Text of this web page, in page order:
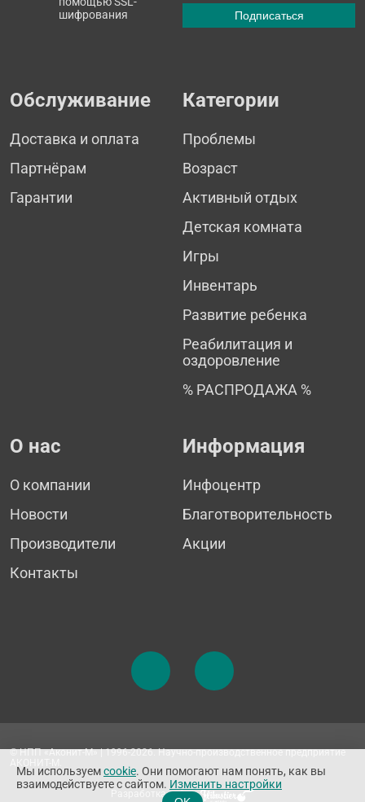
шифрования
Обслуживание
Доставка и оплата
Партнёрам
Гарантии
Категории
Проблемы
Возраст
Активный отдых
Детская комната
Игры
Инвентарь
Развитие ребенка
Реабилитация и
оздоровление
% РАСПРОДАЖА %
О нас
О компании
Новости
Производители
Контакты
Информация
Инфоцентр
Благотворительность
Акции
© НПП «Аконит-М» | 1996-2026. Научно-производственное предприятие
Разработка сайта
Мы используемcookie. Они помогают нам понять, как вы
взаимодействуете с сайтом. Изменить настройки